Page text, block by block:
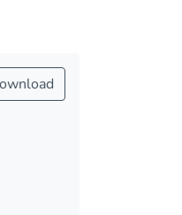
να
της
και
του
πάροδο Α
δρόμο
ή όταν